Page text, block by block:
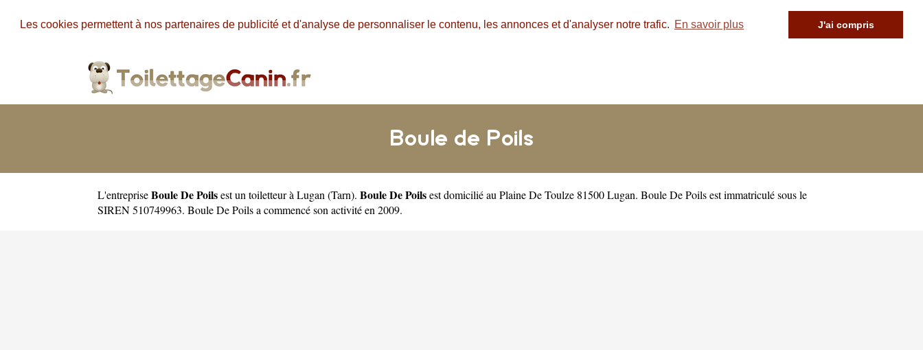
Les cookies permettent à nos partenaires de publicité et d'analyse de personnaliser le contenu, les annonces et d'analyser notre trafic. En savoir plus J'ai compris
Boule de Poils
L'entrepriseBoule De Poilsest un toiletteur à Lugan (Tarn). Boule De Poilsest domicilié au Plaine De Toulze 81500 Lugan. Boule De Poils est immatriculé sous le
SIREN 510749963. Boule De Poils a commencé son activité en 2009.